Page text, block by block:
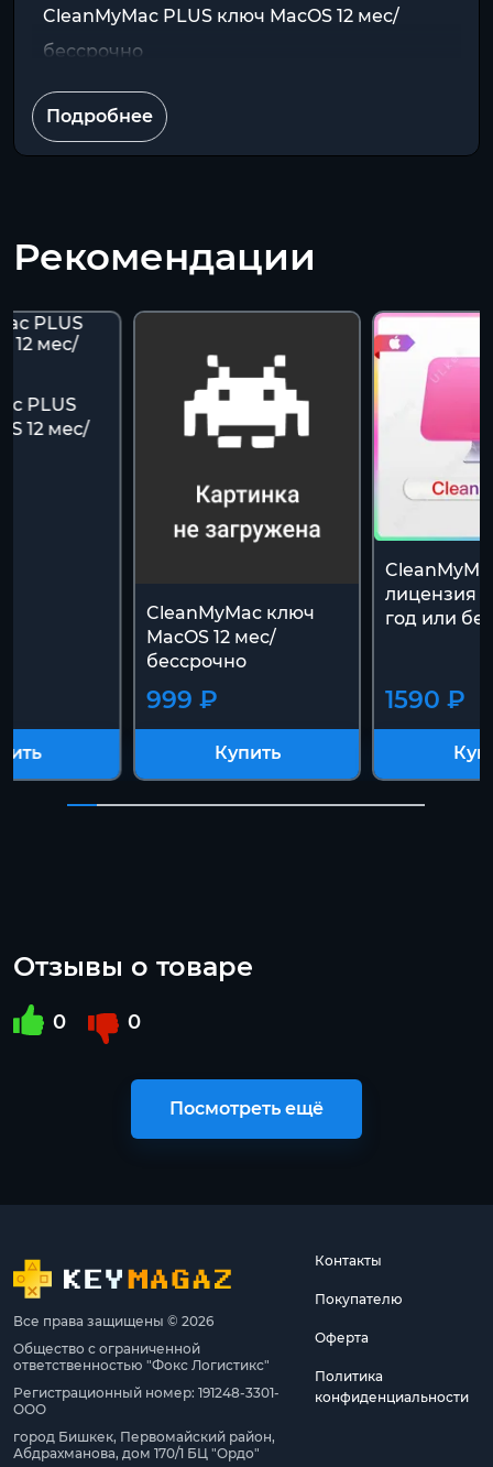
CleanMyMac PLUS ключ MacOS 12 мес/
бессрочно
Подробнее
Рекомендации
PLUS
12 мес/
CleanMyMac ключ
MacOS 12 мес/
бессрочно
999 ₽
Купить
лицензия
год или
1590 ₽
Отзывы о товаре
0 0
Посмотреть ещё
Все права защищены © 2026
Общество с ограниченной
ответственностью "Фокс Логистикс"
Регистрационный номер: 191248-3301-
ООО
город Бишкек, Первомайский район,
Абдрахманова, дом 170/1 БЦ "Ордо"
Контакты
Покупателю
Оферта
Политика
конфиденциальности